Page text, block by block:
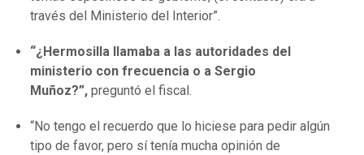
través del Ministerio del Interior”.
“¿Hermosilla llamaba a las autoridades del
ministerio con frecuencia o a Sergio
Muñoz?”, preguntó el fiscal.
“No tengo el recuerdo que lo hiciese para pedir algún
tipo de favor, pero sí tenía mucha opinión de